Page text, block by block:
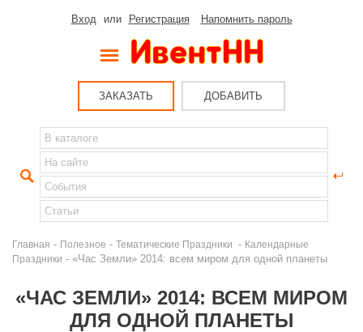
Вход или Регистрация Напомнить пароль
ЗАКАЗАТЬ ДОБАВИТЬ
Главная - Полезное - Тематические Праздники - Календарные
Праздники - «Час Земли» 2014: всем миром для одной планеты
«ЧАС ЗЕМЛИ» 2014: ВСЕМ МИРОМ
ДЛЯ ОДНОЙ ПЛАНЕТЫ